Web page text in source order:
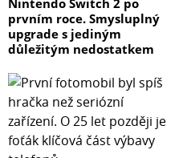
Nintendo Switch 2 po
prvním roce. Smysluplný
upgrade s jediným
důležitým nedostatkem